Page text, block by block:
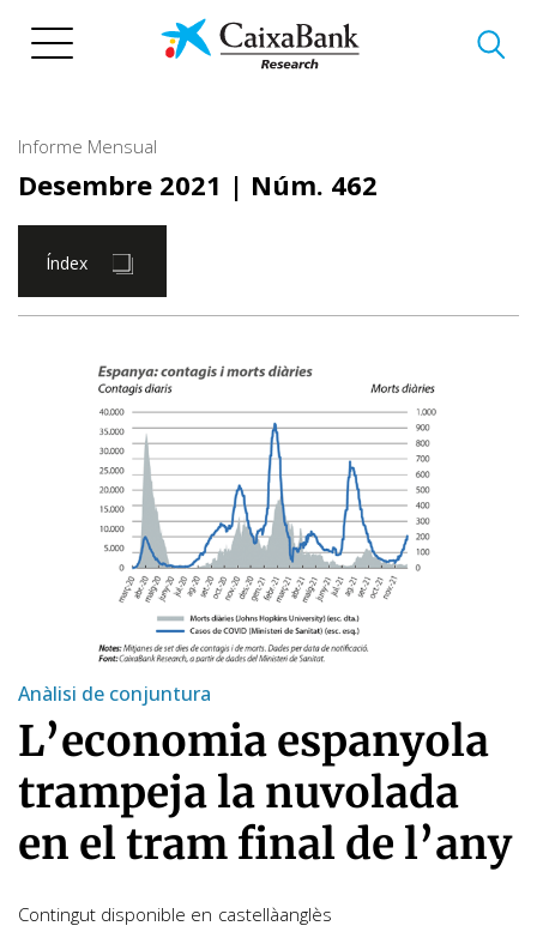
Informe Mensual
Desembre 2021 | Núm. 462
Índex
Anàlisi de conjuntura
L’economia espanyola
trampeja la nuvolada
en el tram final de l’any
Contingut disponible en castellàanglès